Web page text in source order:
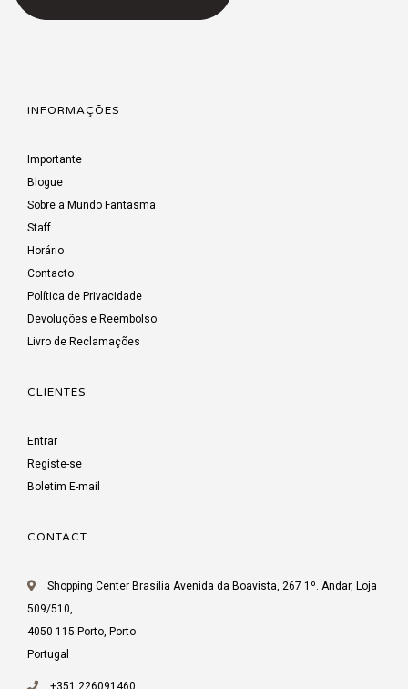
INFORMAÇÕES
Importante
Blogue
Sobre a Mundo Fantasma
Staff
Horário
Contacto
Política de Privacidade
Devoluções e Reembolso
Livro de Reclamações
CLIENTES
Entrar
Registe-se
Boletim E-mail
CONTACT
Shopping Center Brasília Avenida da Boavista, 267 1º. Andar, Loja
509/510,
4050-115 Porto, Porto
Portugal
+351 226091460